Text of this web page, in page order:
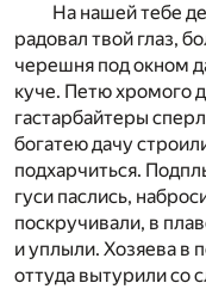
На нашей тебе
радовал твой глаз,
черешня под окном
куче. Петю хромого
гастарбайтеры
богатею дачу
подхарчиться.
гуси паслись,
поскручивали, в
и уплыли. Хозяева в
оттуда вытурили